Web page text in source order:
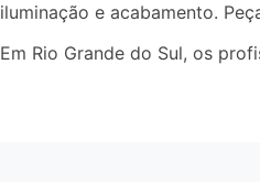
iluminação e acabamento.
Em Rio Grande do Sul, os